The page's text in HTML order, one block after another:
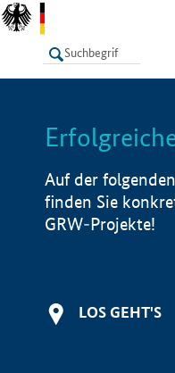
LISTE
Auf der
finden Sie
GRW-Projekte!
LOS GEHT'S